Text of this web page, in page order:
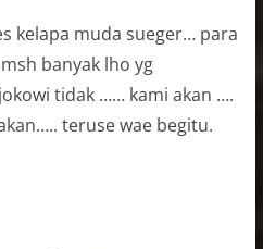
kelapa muda sueger… para
banyak lho yg
tidak …… kami akan ….
teruse wae begitu.